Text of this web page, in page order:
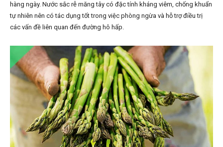
hàng ngày. Nước sắc rễ măng tây có đặc tính kháng viêm, chống khuẩn
tự nhiên nên có tác dụng tốt trong việc phòng ngừa và hỗ trợ điều trị
các vấn đề liên quan đến đường hô hấp.